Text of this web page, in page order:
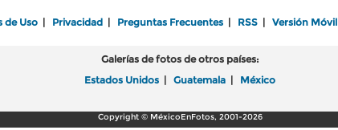
de Uso Privacidad Preguntas Frecuentes RSS Versión Móvil
Galerías de fotos de otros países:
Estados Unidos
Guatemala México
Copyright © MéxicoEnFotos, 2001-2026